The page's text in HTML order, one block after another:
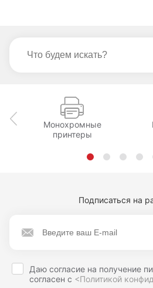
Монохромные
принтеры
Подписаться на
Даю согласие на получение
согласен с <Политикой